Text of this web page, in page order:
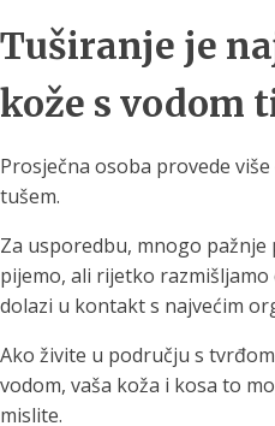
Tuširanje je
kože s vodom
Prosječna osoba provede
tušem.
Za usporedbu, mnogo pažnje
pijemo, ali rijetko
dolazi u kontakt s najvećim
Ako živite u području s
vodom, vaša koža i kosa to
mislite.